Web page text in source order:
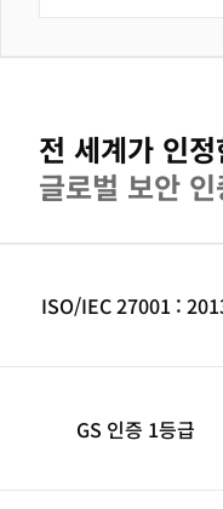
전 세계가 인
글로벌 보안
ISO/IEC 27001 :
GS 인증 1등급